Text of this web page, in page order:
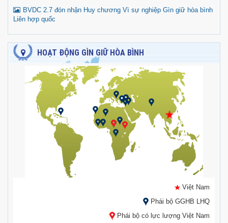
BVDC 2.7 đón nhận Huy chương Vì sự nghiệp Gìn giữ hòa bình
Liên hợp quốc
HOẠT ĐỘNG GÌN GIỮ HÒA BÌNH
Việt Nam
Phái bộ GGHB LHQ
Phái bộ có lực lượng Việt Nam